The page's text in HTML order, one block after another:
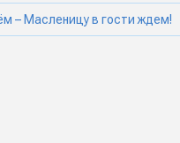
– Масленицу в гости ждем!